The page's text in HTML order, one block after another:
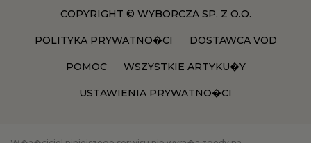
COPYRIGHT © WYBORCZA SP. Z O.O.
POLITYKA PRYWATNO�CI DOSTAWCA VOD
POMOC WSZYSTKIE ARTYKU�Y
USTAWIENIA PRYWATNO�CI